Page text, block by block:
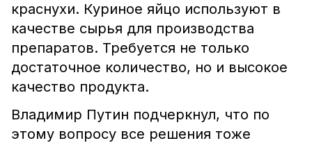
краснухи. Куриное яйцо используют в
качестве сырья для производства
препаратов. Требуется не только
достаточное количество, но и высокое
качество продукта.
Владимир Путин подчеркнул, что по
этому вопросу все решения тоже